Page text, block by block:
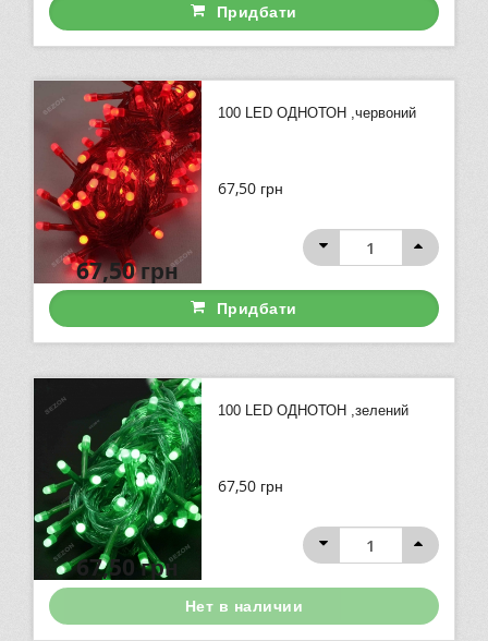
Придбати
100 LED ОДНОТОН ,червоний
67,50 грн
67,50грн
Придбати
100 LED ОДНОТОН ,зелений
67,50 грн
67,50грн
Нет в наличии